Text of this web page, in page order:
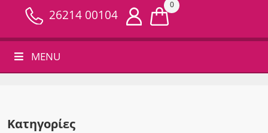
26214 00104
0
MENU
Κατηγορίες